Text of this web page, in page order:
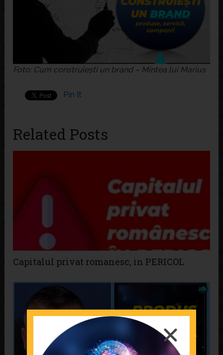
Foto: Cum construiești un brand – Mintea lui Marius
Pin It
Related Posts
Capitalul privat romanesc, in PERICOL